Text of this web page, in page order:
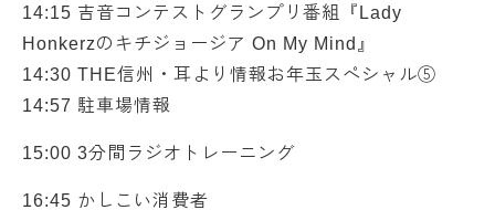
14:15 吉音コンテストグランプリ番組『Lady
Honkerzのキチジョージア On My Mind』
14:30 THE信州・耳より情報お年玉スペシャル⑤
14:57 駐車場情報
15:00 3分間ラジオトレーニング
16:45 かしこい消費者